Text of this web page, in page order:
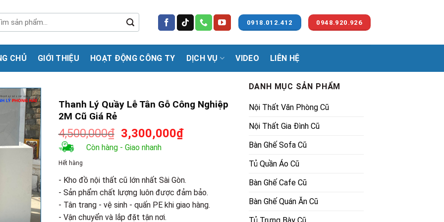
0918.012.412 0948.920.926
CHỦ GIỚI THIỆU HOẠT ĐỘNG CÔNG TY DỊCH VỤ VIDEO LIÊN HỆ
Thanh Lý Quầy Lễ Tân Gỗ Công Nghiệp
2M Cũ Giá Rẻ
4,500,000₫ Giá
gốc
3,300,000₫Giá
3,300,000₫.
Còn hàng - Giao nhanh
Hết hàng
- Kho đồ nội thất cũ lớn nhất Sài Gòn.
- Sản phẩm chất lượng luôn được đảm bảo.
- Tân trang - vệ sinh - quấn PE khi giao hàng.
- Vận chuyển và lắp đặt tận nơi.
DANH MỤC SẢN PHẨM
Nội Thất Văn Phòng Cũ
Nội Thất Gia Đình Cũ
Bàn Ghế Sofa Cũ
Tủ Quần Áo Cũ
Bàn Ghế Cafe Cũ
Bàn Ghế Quán Ăn Cũ
Tủ Trưng Bày Cũ